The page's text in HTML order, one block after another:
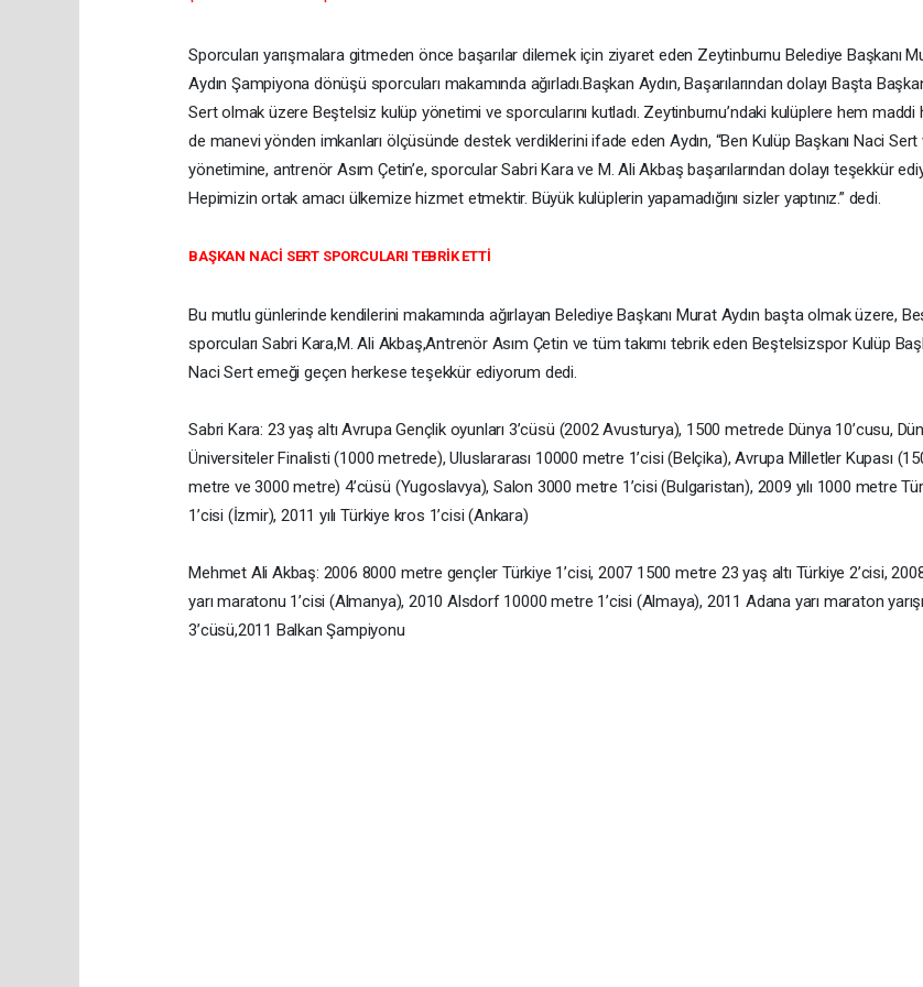
Sporcuları yarışmalara gitmeden önce başarılar dilemek için ziyaret eden Zeytinburnu Belediye Başkanı
Aydın Şampiyona dönüşü sporcuları makamında ağırladı.Başkan Aydın, Başarılarından dolayı Başta
Sert olmak üzere Beştelsiz kulüp yönetimi ve sporcularını kutladı. Zeytinburnu’ndaki kulüplere hem maddi
de manevi yönden imkanları ölçüsünde destek verdiklerini ifade eden Aydın, “Ben Kulüp Başkanı Naci Sert
yönetimine, antrenör Asım Çetin’e, sporcular Sabri Kara ve M. Ali Akbaş başarılarından dolayı teşekkür
Hepimizin ortak amacı ülkemize hizmet etmektir. Büyük kulüplerin yapamadığını sizler yaptınız.” dedi.
BAŞKAN NACİ SERT SPORCULARI TEBRİK ETTİ
Bu mutlu günlerinde kendilerini makamında ağırlayan Belediye Başkanı Murat Aydın başta olmak üzere,
sporcuları Sabri Kara,M. Ali Akbaş,Antrenör Asım Çetin ve tüm takımı tebrik eden Beştelsizspor Kulüp
Naci Sert emeği geçen herkese teşekkür ediyorum dedi.
Sabri Kara: 23 yaş altı Avrupa Gençlik oyunları 3’cüsü (2002 Avusturya), 1500 metrede Dünya 10’cusu,
Üniversiteler Finalisti (1000 metrede), Uluslararası 10000 metre 1’cisi (Belçika), Avrupa Milletler Kupası
metre ve 3000 metre) 4’cüsü (Yugoslavya), Salon 3000 metre 1’cisi (Bulgaristan), 2009 yılı 1000 metre
1’cisi (İzmir), 2011 yılı Türkiye kros 1’cisi (Ankara)
Mehmet Ali Akbaş: 2006 8000 metre gençler Türkiye 1’cisi, 2007 1500 metre 23 yaş altı Türkiye 2’cisi,
yarı maratonu 1’cisi (Almanya), 2010 Alsdorf 10000 metre 1’cisi (Almaya), 2011 Adana yarı maraton yarışı
3’cüsü,2011 Balkan Şampiyonu